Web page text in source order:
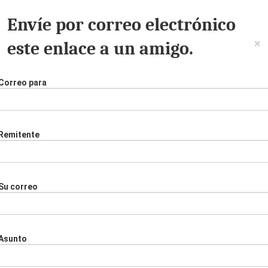
Envíe por correo electrónico
este enlace a un amigo.
×
para
correo